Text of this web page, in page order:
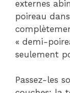
externes
poireau
« demi-
seulement
Passez-les